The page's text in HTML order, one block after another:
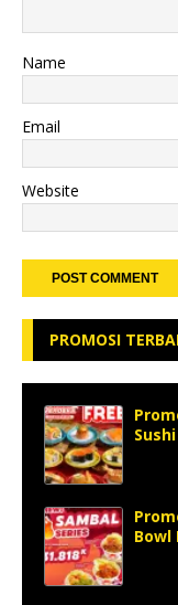
Name
Email
Website
PROMOSI
Bowl